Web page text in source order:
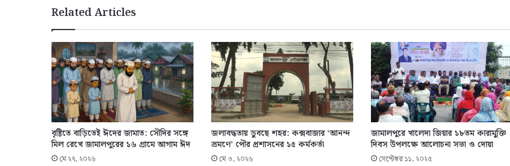
Related Articles
বৃষ্টিতে বাড়িতেই ঈদের জামাত: সৌদির সঙ্গে
মিল রেখে জামালপুরের ১৬ গ্রামে আগাম ঈদ
মে ২৭, ২০২৬
জলাবদ্ধতায় ডুবছে শহর: কক্সবাজার ‘আনন্দ
ভ্রমণে’ পৌর প্রশাসনের ১৫ কর্মকর্তা
মে ৩, ২০২৬
জামালপুরে খালেদা জিয়ার ১৮তম কারামুক্তি
দিবস উপলক্ষে আলোচনা সভা ও দোয়া
সেপ্টেম্বর ১১, ২০২৫